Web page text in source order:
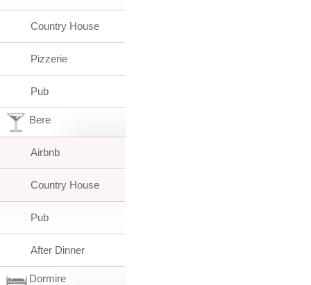
Country House
Pizzerie
Pub
Bere
Airbnb
Country House
Pub
After Dinner
Dormire